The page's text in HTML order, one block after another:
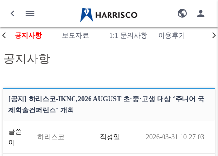
공지사항 보도자료 1:1 문의사항 이용후기
공지사항
[공지] 하리스코-IKNC,2026 AUGUST 초·중·고생 대상 ‘주니어 국
제학술컨퍼런스’ 개최
글쓴
이
하리스코 작성일 2026-03-31 10:27:03